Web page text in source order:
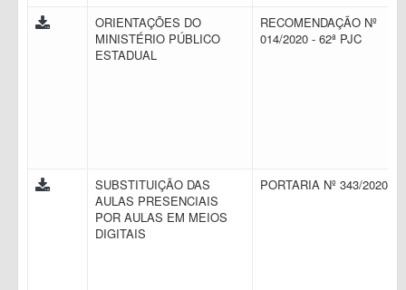
ORIENTAÇÕES DO
MINISTÉRIO PÚBLICO
ESTADUAL
RECOMENDAÇÃO Nº
014/2020 - 62ª PJC
SUBSTITUIÇÃO DAS
AULAS PRESENCIAIS
POR AULAS EM MEIOS
DIGITAIS
PORTARIA Nº 343/2020